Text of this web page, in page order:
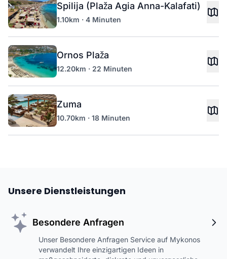
Spilija (Plaža Agia Anna-Kalafati)
1.10km · 4 Minuten
Ornos Plaža
12.20km · 22 Minuten
Zuma
10.70km · 18 Minuten
Unsere Dienstleistungen
Besondere Anfragen
Unser Besondere Anfragen Service auf Mykonos
verwandelt Ihre einzigartigen Ideen in